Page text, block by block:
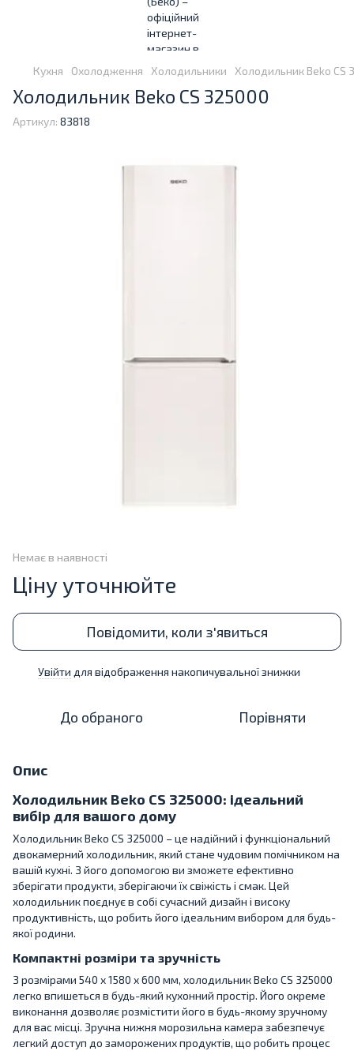
Кухня Охолодження Холодильники Холодильник Beko CS
Холодильник Beko CS 325000
Артикул: 83818
Немає в наявності
Ціну уточнюйте
Повідомити, коли з'явиться
Увійти для відображення накопичувальної знижки
До обраного Порівняти
Опис
Холодильник Beko CS 325000: ідеальний
вибір для вашого дому
Холодильник Beko CS 325000 – це надійний і функціональний
двокамерний холодильник, який стане чудовим помічником на
вашій кухні. З його допомогою ви зможете ефективно
зберігати продукти, зберігаючи їх свіжість і смак. Цей
холодильник поєднує в собі сучасний дизайн і високу
продуктивність, що робить його ідеальним вибором для будь-
якої родини.
Компактні розміри та зручність
З розмірами 540 x 1580 x 600 мм, холодильник Beko CS 325000
легко впишеться в будь-який кухонний простір. Його окреме
виконання дозволяє розмістити його в будь-якому зручному
для вас місці. Зручна нижня морозильна камера забезпечує
легкий доступ до заморожених продуктів, що робить процес